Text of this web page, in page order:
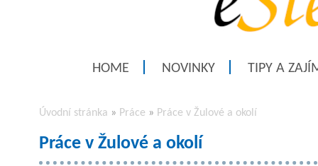
HOME NOVINKY TIPY A
Úvodní stránka » Práce » Práce v Žulové a okolí
Práce v Žulové a okolí